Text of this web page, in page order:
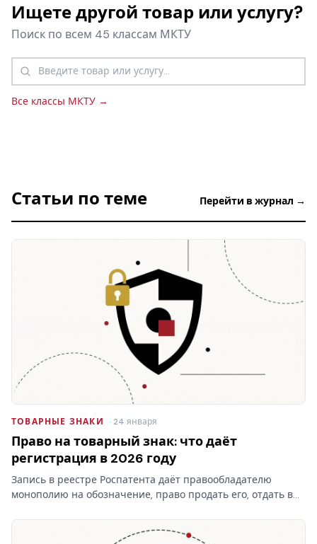
Ищете другой товар или услугу?
Поиск по всем 45 классам МКТУ
Все классы МКТУ →
Статьи по теме Перейти в журнал →
ТОВАРНЫЕ ЗНАКИ · 24 января
Право на товарный знак: что даёт
регистрация в 2026 году
Запись в реестре Роспатента даёт правообладателю
монополию на обозначение, право продать его, отдать в
что на практике даёт право на товарный знак, где